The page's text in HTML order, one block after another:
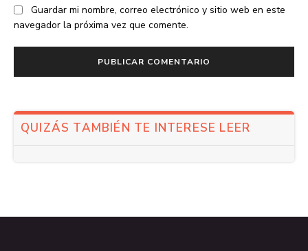
Guardar mi nombre, correo electrónico y sitio web en este
navegador la próxima vez que comente.
QUIZÁS TAMBIÉN TE INTERESE LEER